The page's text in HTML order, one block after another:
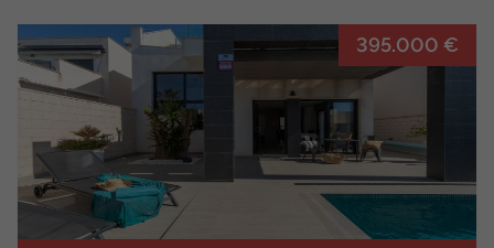
395.000 €